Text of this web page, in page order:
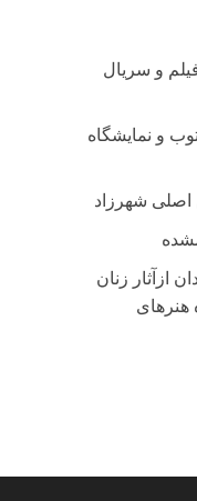
و سریال
و نمایشگاه
شهرزاد
ازآثار زنان
هنرهای